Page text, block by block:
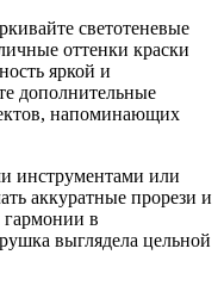
светотеневые
оттенки краски
яркой и
дополнительные
напоминающих
инструментами или
аккуратные прорези и
гармонии в
выглядела цельной